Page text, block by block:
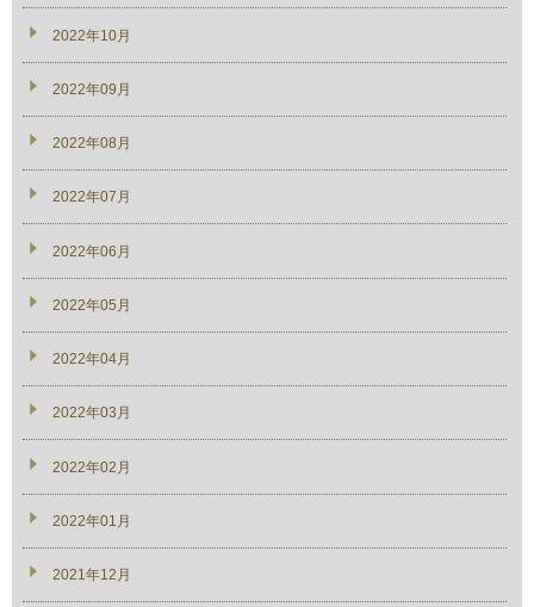
2022年10月
2022年09月
2022年08月
2022年07月
2022年06月
2022年05月
2022年04月
2022年03月
2022年02月
2022年01月
2021年12月